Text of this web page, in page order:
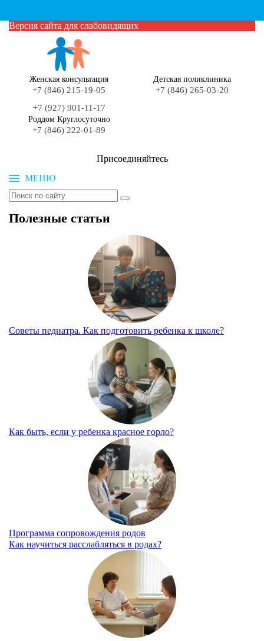
Версия сайта для слабовидящих
Женская консультация
+7 (846) 215-19-05
+7 (927) 901-11-17
Детская поликлиника
+7 (846) 265-03-20
Роддом Круглосуточно
+7 (846) 222-01-89
Присоединяйтесь
МЕНЮ
Полезные статьи
Советы педиатра. Как подготовить ребенка к школе?
Как быть, если у ребенка красное горло?
Программа сопровождения родов
Как научиться расслабляться в родах?